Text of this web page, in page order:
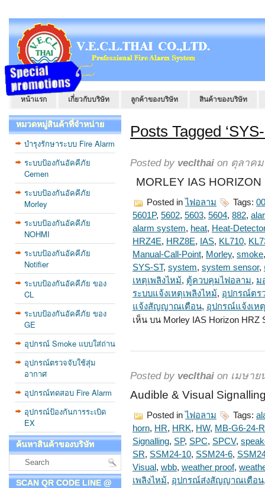
หน้าแรก เกี่ยวกับบริษัท ลูกค้าของบริษัท สินค้าของบริษัท
หมวดหมู่สินค้าที่จำหน่าย
บำรุงรักษาระบบ Fire Alarm
ระบบป้องกันอัคคีภัย
Cemen
ระบบป้องกันอัคคีภัย
Morley
ระบบป้องกันอัคคีภัย
NOHMI
ระบบป้องกันอัคคีภัย
Notifier
ระบบป้องกันอัคคีภัย ของ
CL
ระบบป้องกันอัคคีภัย ของ
GE
อุปกรณ์ Smoke แบบใส่ถ่าน
อุปกรณ์ตรวจจับใช้สุ่ม
อากาศ
อุปกรณ์ทดสอบ Fire Alarm
อุปกรณ์ป้องกันการระเบิด
EX
ค้นหาสินค้าของบริษัท
SCAN QR CODE LINE @
Posts Tagged
Posted by veclthai on ตุลาคม
MORLEY IAS
Posted in ไฟอลาม Tags:
5601P, 5602, 5603, 5604, 882,
alarm system, heat, Heat-Detector
HRZ4E, HRZ8E, IAS, KL710,
Manual-Call-Point, Morley, smoke
SYS-ST, system, system sensor,
เหตุเพลิงไหม้, ตู้ควบคุมไฟอลาม, ม
ระบบแจ้งเหตุเพลิงไหม้, อุปกรณ์ตร
แจ้งสัญญาณเตือน, อุปกรณ์แจ้งเห
เห็น บน Morley IAS Horizon HRZ
Posted by veclthai on เมษาย
Audible & Visual
Posted in ไฟอลาม Tags:
horn, HR, HRK, HW, MB-G6-24-R
Signalling, SP, SPC, SPCV,
SR, SSM24-10, SSM24-6,
Visual, wbb, weather proof,
เพลิงไหม้, อุปกรณ์ส่งสัญญาณเตือน